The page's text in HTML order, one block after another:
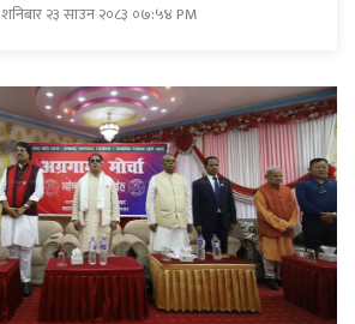
शनिबार २३ साउन २०८३ ०७:५४ PM